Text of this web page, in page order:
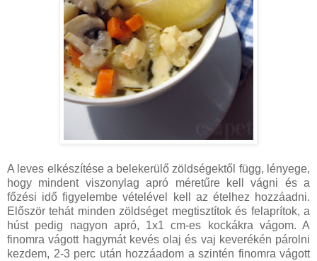
A leves elkészítése a belekerülő zöldségektől függ, lényege,
hogy mindent viszonylag apró méretűre kell vágni és a
főzési idő figyelembe vételével kell az ételhez hozzáadni.
Először tehát minden zöldséget megtisztítok és felaprítok, a
húst pedig nagyon apró, 1x1 cm-es kockákra vágom. A
finomra vágott hagymát kevés olaj és vaj keverékén párolni
kezdem, 2-3 perc után hozzáadom a szintén finomra vágott